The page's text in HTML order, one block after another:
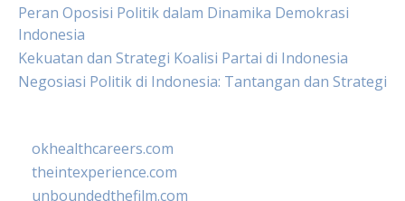
Peran Oposisi Politik dalam Dinamika Demokrasi
Indonesia
Kekuatan dan Strategi Koalisi Partai di Indonesia
Negosiasi Politik di Indonesia: Tantangan dan Strategi
okhealthcareers.com
theintexperience.com
unboundedthefilm.com